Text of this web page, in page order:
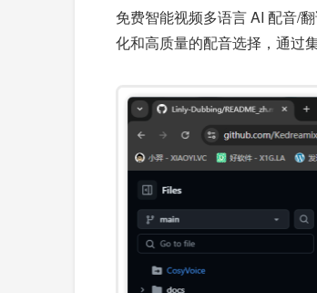
免费智能视频多语言 AI 配音/
化和高质量的配音选择，通过